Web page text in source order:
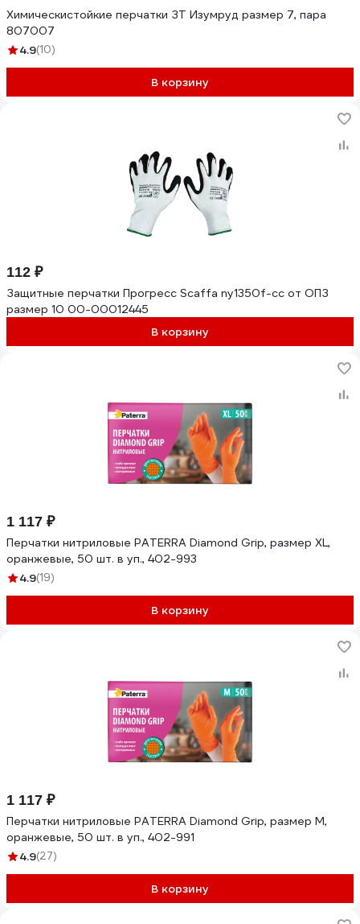
Химическистойкие перчатки ЗТ Изумруд размер 7, пара
807007
4.9(10)
В корзину
112 ₽
Защитные перчатки Прогресс Scaffa ny1350f-cc от ОПЗ
размер 10 00-00012445
В корзину
1 117 ₽
Перчатки нитриловые PATERRA Diamond Grip, размер XL,
оранжевые, 50 шт. в уп., 402-993
4.9(19)
В корзину
1 117 ₽
Перчатки нитриловые PATERRA Diamond Grip, размер M,
оранжевые, 50 шт. в уп., 402-991
4.9(27)
В корзину